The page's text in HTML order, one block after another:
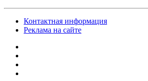
Контактная информация
Реклама на сайте